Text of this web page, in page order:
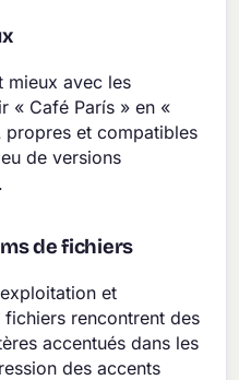
mieux avec les
« Café París » en «
propres et compatibles
de versions
de fichiers
et
rencontrent des
accentués dans les
des accents